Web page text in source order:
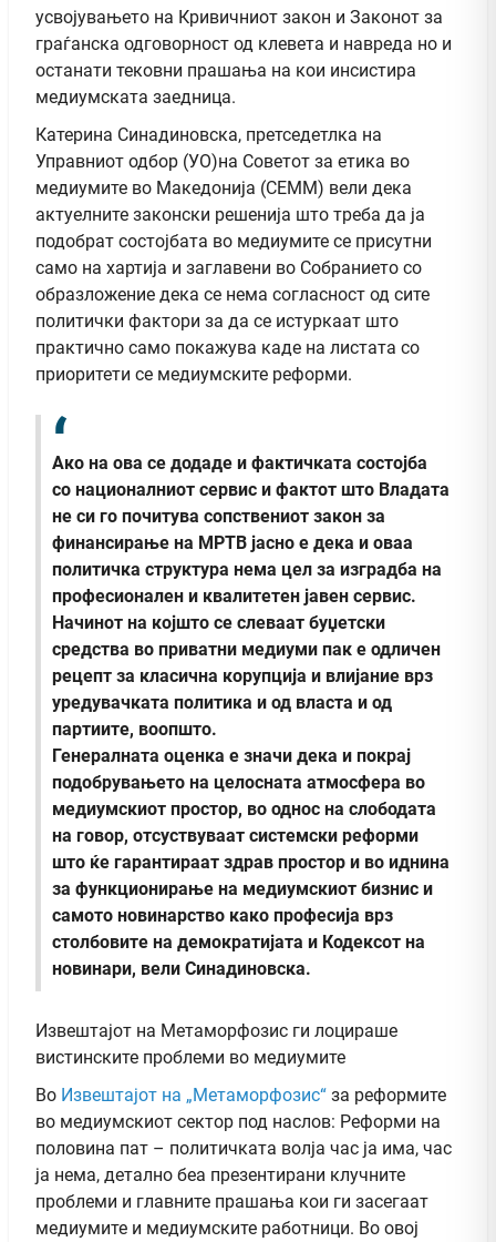
усвојувањето на Кривичниот закон и Законот за
граѓанска одговорност од клевета и навреда но и
останати тековни прашања на кои инсистира
медиумската заедница.
Катерина Синадиновска, претседетлка на
Управниот одбор (УО)на Советот за етика во
медиумите во Македонија (СЕММ) вели дека
актуелните законски решенија што треба да ја
подобрат состојбата во медиумите се присутни
само на хартија и заглавени во Собранието со
образложение дека се нема согласност од сите
политички фактори за да се истуркаат што
практично само покажува каде на листата со
приоритети се медиумските реформи.
Ако на ова се додаде и фактичката состојба
со националниот сервис и фактот што Владата
не си го почитува сопствениот закон за
финансирање на МРТВ јасно е дека и оваа
политичка структура нема цел за изградба на
професионален и квалитетен јавен сервис.
Начинот на којшто се слеваат буџетски
средства во приватни медиуми пак е одличен
рецепт за класична корупција и влијание врз
уредувачката политика и од власта и од
партиите, воопшто.
Генералната оценка е значи дека и покрај
подобрувањето на целосната атмосфера во
медиумскиот простор, во однос на слободата
на говор, отсуствуваат системски реформи
што ќе гарантираат здрав простор и во иднина
за функционирање на медиумскиот бизнис и
самото новинарство како професија врз
столбовите на демократијата и Кодексот на
новинари, вели Синадиновска.
Извештајот на Метаморфозис ги лоцираше
вистинските проблеми во медиумите
Во Извештајот на „Метаморфозис“ за реформите
во медиумскиот сектор под наслов: Реформи на
половина пат – политичката волја час ја има, час
ја нема, детално беа презентирани клучните
проблеми и главните прашања кои ги засегаат
медиумите и медиумските работници. Во овој